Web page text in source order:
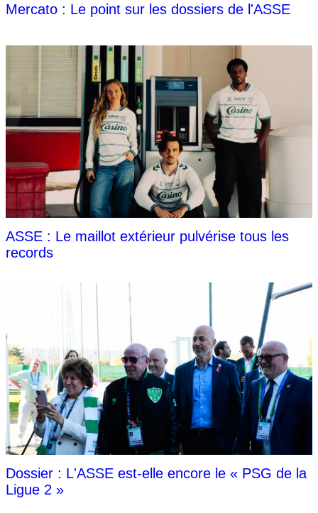
Mercato : Le point sur les dossiers de l'ASSE
ASSE : Le maillot extérieur pulvérise tous les
records
Dossier : L'ASSE est-elle encore le « PSG de la
Ligue 2 »